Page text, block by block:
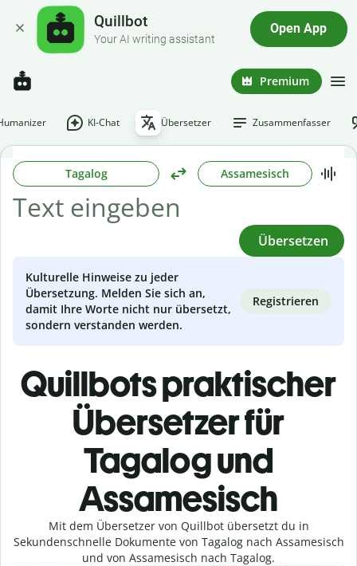
Quillbot
Your AI writing assistant
Open App
Premium
KI-Chat Übersetzer Zusammenfasser
Tagalog Assamesisch
Übersetzen
Kulturelle Hinweise zu jeder
Übersetzung. Melden Sie sich an,
damit Ihre Worte nicht nur übersetzt,
sondern verstanden werden.
Registrieren
Quillbots praktischer
Übersetzer für
Tagalog und
Assamesisch
Mit dem Übersetzer von Quillbot übersetzt du in
Sekundenschnelle Dokumente von Tagalog nach Assamesisch
und von Assamesisch nach Tagalog.